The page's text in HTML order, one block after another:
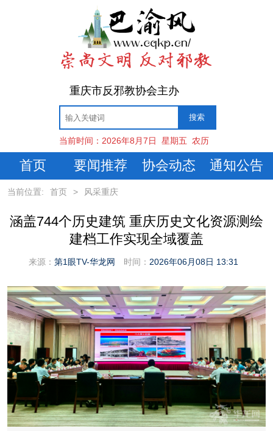
重庆市反邪教协会主办
当前时间： 2026年8月7日 星期五 农历
首页 要闻推荐 协会动态 通知公告
当前位置: 首页 > 风采重庆
涵盖744个历史建筑 重庆历史文化资源测绘
建档工作实现全域覆盖
来源： 第1眼TV-华龙网 时间： 2026年06月08日 13:31